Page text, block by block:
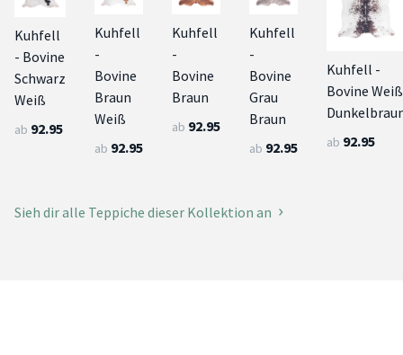
Kuhfell
- Bovine
Schwarz
Weiß
ab 92.95
Kuhfell
-
Bovine
Braun
Weiß
ab 92.95
Kuhfell
-
Bovine
Braun
ab 92.95
Kuhfell
-
Bovine
Grau
Braun
ab 92.95
Kuhfell -
Bovine Weiß
ab 92.95
Sieh dir alle Teppiche dieser Kollektion an